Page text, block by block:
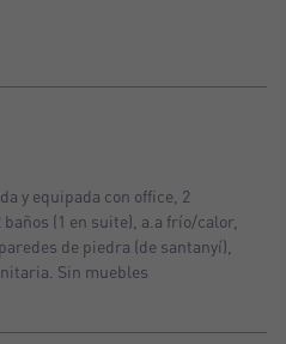
y equipada con office, 2
(1 en suite), a.a frío/calor,
de piedra (de santanyí),
Sin muebles